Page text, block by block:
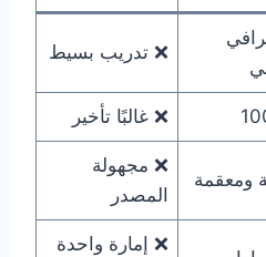
❌ تدريب بسيط
❌ غالبًا تأخير
ومعقمة
❌ مجهولة
المصدر
❌ إمارة واحدة